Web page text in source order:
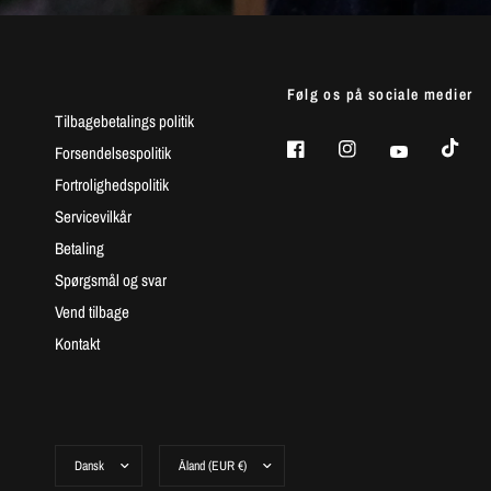
Tilbagebetalings politik
Forsendelsespolitik
Fortrolighedspolitik
Servicevilkår
Betaling
Spørgsmål og svar
Vend tilbage
Kontakt
Følg os på sociale medier